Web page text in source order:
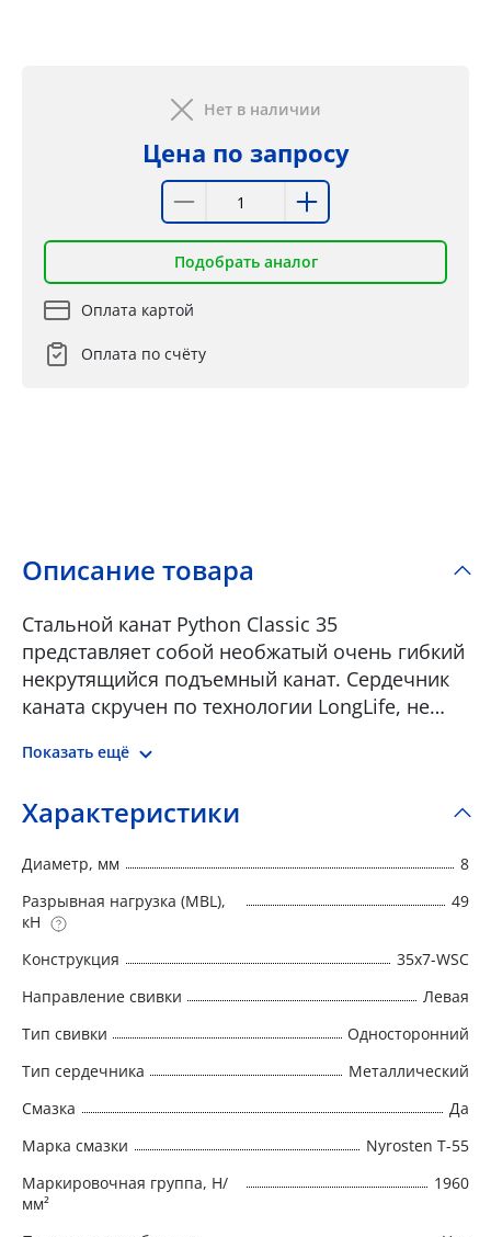
Нет в наличии
Цена по запросу
Подобрать аналог
Оплата картой
Оплата по счёту
Описание товара
Стальной канат Python Classic 35
представляет собой необжатый очень гибкий
некрутящийся подъемный канат. Сердечник
каната скручен по технологии LongLife, не
поэтому устойчив к износу. Канат Classic 35
мобильных, башенных полноповоротных и
подъема и во многих других областях, где
необходимы некрутящиеся канаты с
умеренным разрывным усилием Python
Classic 35 рекомендуется использовать в
полноповоротного крана • Подъемного
каната портовых кранов • Подъемного и
нижнего каната подъемников системы КЕПЕ •
напольных подъемников • Подъемного
каната для подъемников со сдвоенным
барабаном • Подъемного каната для
барабанной лебедки BLAIR
Показать ещё
Характеристики
Диаметр, мм
8
Разрывная нагрузка (MBL),
кН
49
Конструкция
35x7-WSC
Направление свивки
Левая
Тип свивки
Односторонний
Тип сердечника
Металлический
Смазка
Да
Марка смазки
Nyrosten T-55
Маркировочная группа, Н/
мм²
1960